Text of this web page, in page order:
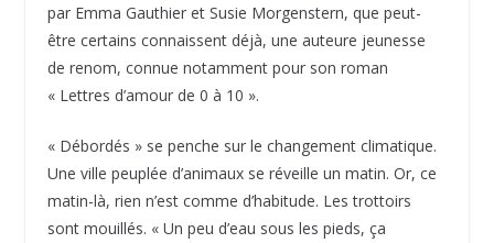
par Emma Gauthier et Susie Morgenstern, que peut-
être certains connaissent déjà, une auteure jeunesse
de renom, connue notamment pour son roman
« Lettres d’amour de 0 à 10 ».
« Débordés » se penche sur le changement climatique.
Une ville peuplée d’animaux se réveille un matin. Or, ce
matin-là, rien n’est comme d’habitude. Les trottoirs
sont mouillés. « Un peu d’eau sous les pieds, ça